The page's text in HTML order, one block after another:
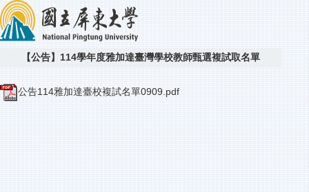
【公告】114學年度雅加達臺灣學校教師甄選複試取名單
公告114雅加達臺校複試名單0909.pdf